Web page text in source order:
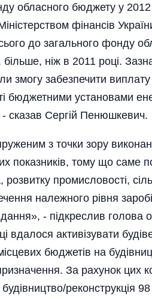
обласного бюджету у
фінансів
до загального фонду
ніж в 2011 році.
змогу забезпечити виплату
бюджетними установами
- сказав Сергій Пенюшкевич.
з точки зору
показників, тому що саме
розвитку промисловості,
належного рівня
- підкреслив голова
вдалося активізувати
бюджетів на
За рахунок цих
реконструкція 98